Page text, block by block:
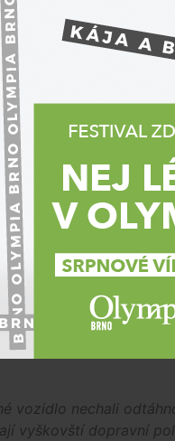
silnici cesta nevede,
Při jízdě mimo
dým. Ani to ho ale
nezvládl
pokusili zastavit
v úniku. Policisté
následně šofér vjel do
Několik hlídek
po páté ranní
snažil z místa dostat.
na omamné a
výtržník odmítl.
vozidlo nechali
vyškovští dopravní